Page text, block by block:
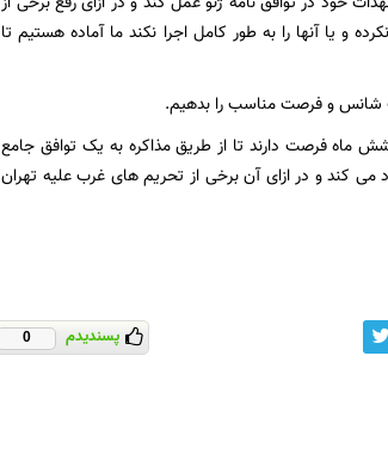
و یا آنها را به طور کامل اجرا نکند ما آماده هستیم تا
شانس و فرصت مناسب را بدهیم.
این گزارش، به موجب توافق نامه هسته ای ژنو، ایران و کشورهای 1+5 شش ماه فرصت دارند تا از طریق مذاکره به یک توافق جامع
کند و در ازای آن برخی از تحریم های غرب علیه تهران
پسندیدم 0